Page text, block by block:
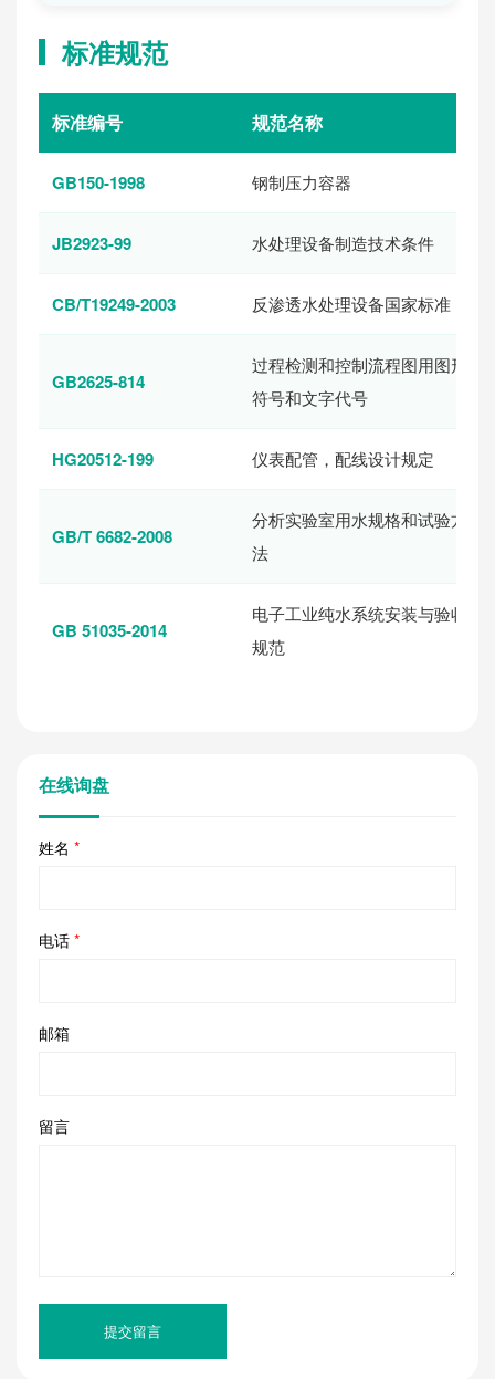
标准规范
标准编号 规范名称
GB150-1998 钢制压力容器
JB2923-99 水处理设备制造技术条件
CB/T19249-2003 反渗透水处理设备国家标准
GB2625-814
过程检测和控制流程图用图形
符号和文字代号
HG20512-199 仪表配管，配线设计规定
GB/T 6682-2008
分析实验室用水规格和试验方
法
GB 51035-2014
电子工业纯水系统安装与验收
规范
在线询盘
姓名 *
电话 *
邮箱
留言
提交留言